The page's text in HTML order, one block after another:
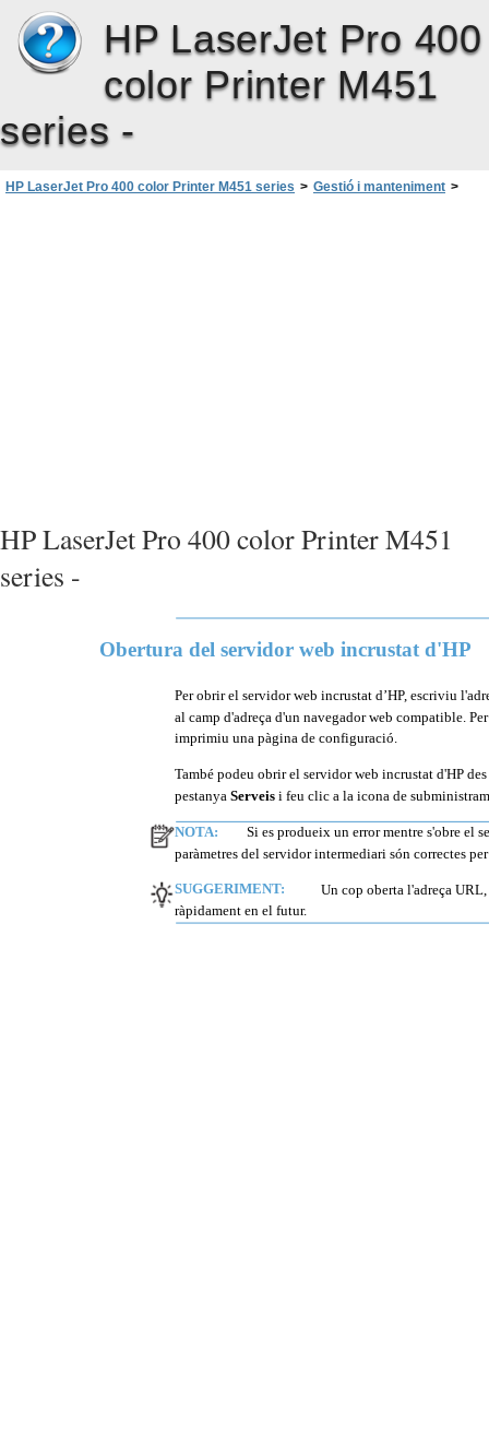
HP LaserJet Pro 400
color Printer M451
series -
HP LaserJet Pro 400 color Printer M451 series > Gestió i manteniment >
HP LaserJet Pro 400 color Printer M451
series -
Obertura del servidor web incrustat d'HP
Per obrir el servidor web incrustat d’HP, escriviu
al camp d'adreça d'un navegador web compatible.
imprimiu una pàgina de configuració.
També podeu obrir el servidor web incrustat d'HP
pestanya Serveis i feu clic a la icona de
NOTA:
Si es produeix un error mentre s'obre el
paràmetres del servidor intermediari són correctes
SUGGERIMENT:
Un cop oberta l'adreça
ràpidament en el futur.